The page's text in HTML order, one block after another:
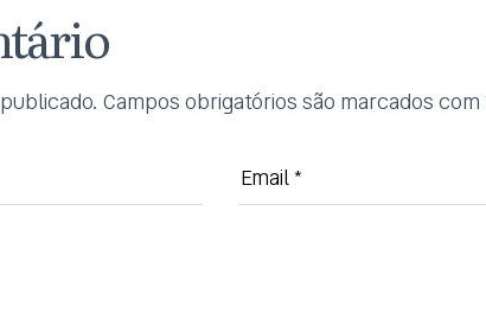
Campos obrigatórios são marcados com